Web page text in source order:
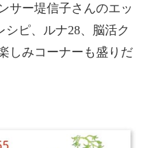
サー堤信子さんのエッ
シピ、ルナ28、脳活ク
しみコーナーも盛りだ